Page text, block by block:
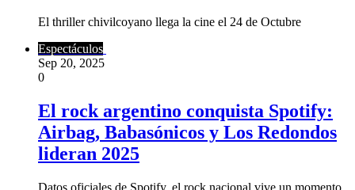
El thriller chivilcoyano llega la cine el 24 de Octubre
Espectáculos
Sep 20, 2025
0
El rock argentino conquista Spotify:
Airbag, Babasónicos y Los Redondos
lideran 2025
Datos oficiales de Spotify, el rock nacional vive un momento